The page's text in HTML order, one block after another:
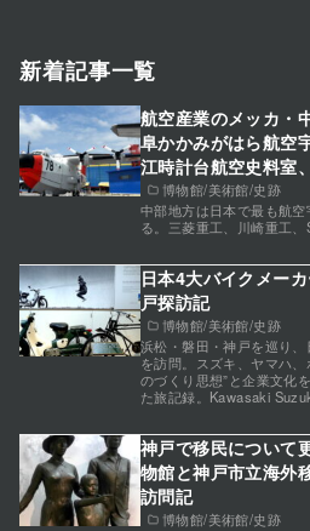
新着記事一覧
博物館/美術館/史跡
航空産業のメッカ・
阜かかみがはら航空
江時計台航空史料室
中部地方は日本で最も航
る。三菱重工、川崎重工
博物館/美術館/史跡
日本4大バイクメー
戸探訪記
浜松・磐田・神戸を巡り
を訪問。スズキ、ヤマハ
のづくり思想”と企業文化
た旅記録。Kawasaki
博物館/美術館/史跡
神戸で移民について
物館と神戸市立海外
訪問記